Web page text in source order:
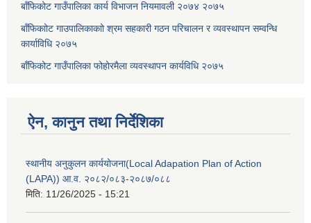
बाँफिकोट गाउँपालिका कार्य विभाजन नियमावली २०७४ २०७५
बाँफिकाोट गाउपालिकाकाो श्रम सहकारी गठन परिचालन र व्यवस्थापन सम्वन्धि
कार्याविधि २०७५
बाँफिकोट गाउँपालिका फोहोरमैला व्यवस्थापन कार्यविधि २०७५
ऐन, कानुन तथा निर्देशिका
स्थानीय अनुकुलन कार्ययोजना(Local Adapation Plan of Action
(LAPA)) आ.व. २०८२/०८३-२०८७/०८८
मिति: 11/26/2025 - 15:21